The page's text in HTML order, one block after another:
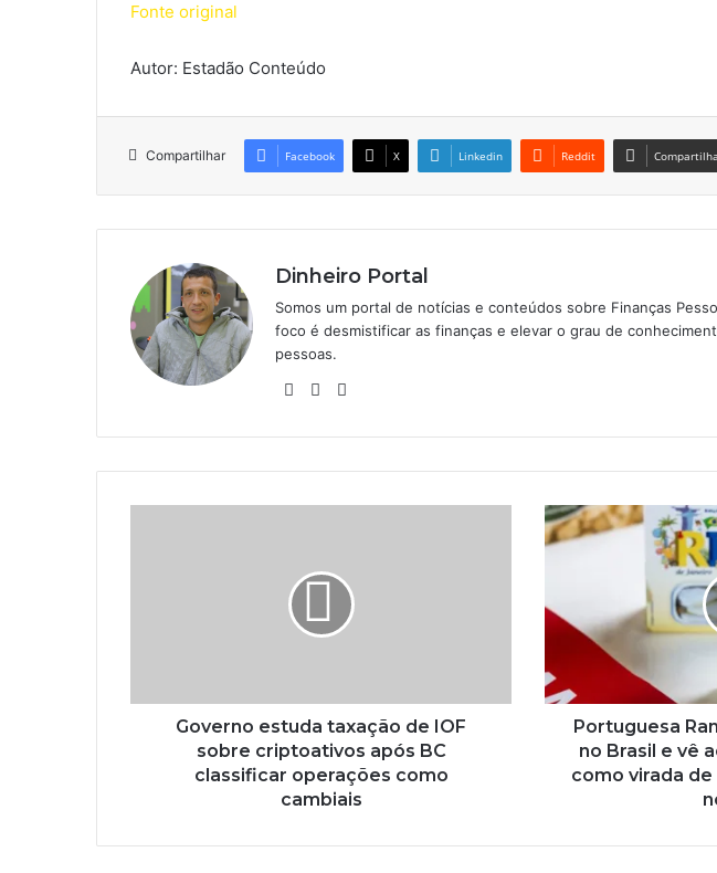
Fonte original
Autor: Estadão Conteúdo
Compartilhar Facebook X Linkedin Reddit
Dinheiro Portal
Somos um portal de notícias e conteúdos sobre Finanças
foco é desmistificar as finanças e elevar o grau de
pessoas.
WebsiteLinkedin
Governo estuda taxação de IOF
sobre criptoativos após BC
classificar operações como
cambiais
Portuguesa
no Brasil e vê
como virada